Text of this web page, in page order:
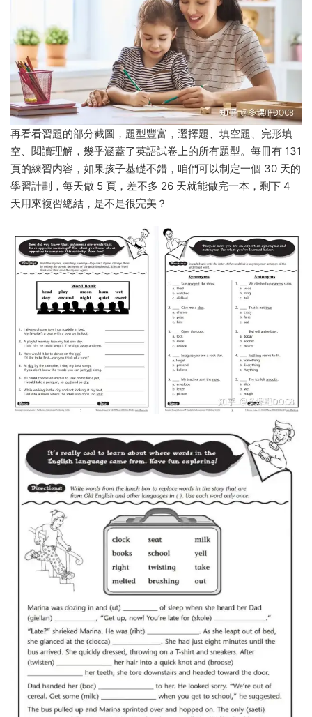
再看看習題的部分截圖，題型豐富，選擇題、填空題、完形填
空、閱讀理解，幾乎涵蓋了英語試卷上的所有題型。每冊有 131
頁的練習内容，如果孩子基礎不錯，咱們可以制定一個 30 天的
學習計劃，每天做 5 頁，差不多 26 天就能做完一本，剩下 4
天用來複習總結，是不是很完美？